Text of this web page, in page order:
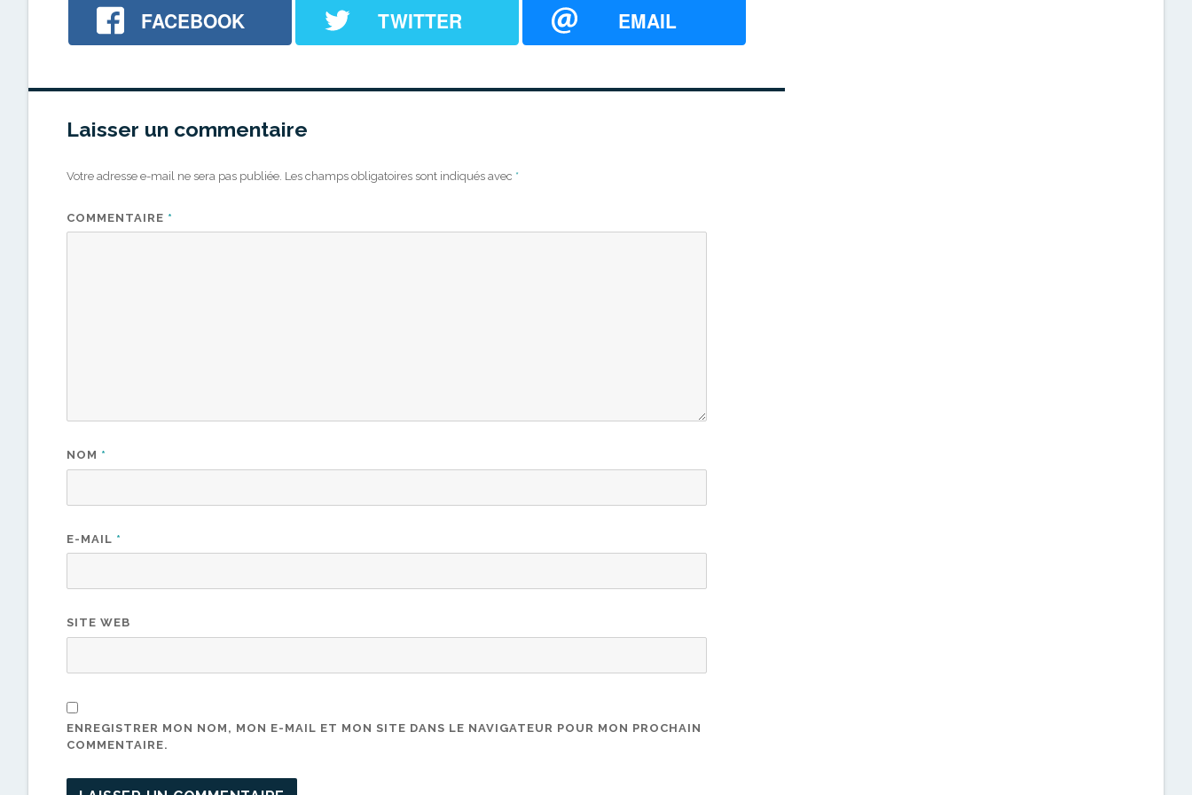
FACEBOOK TWITTER EMAIL
Laisser un commentaire
Votre adresse e-mail ne sera pas publiée. Les champs obligatoires sont indiqués avec *
COMMENTAIRE *
NOM *
E-MAIL *
SITE WEB
ENREGISTRER MON NOM, MON E-MAIL ET MON SITE DANS LE NAVIGATEUR POUR MON PROCHAIN
COMMENTAIRE.